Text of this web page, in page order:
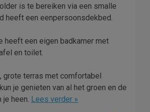
is te bereiken via een smalle
heeft een eenpersoonsdekbed.
heeft een eigen badkamer met
en toilet.
grote terras met comfortabel
je genieten van al het groen en de
je heen. Lees verder »